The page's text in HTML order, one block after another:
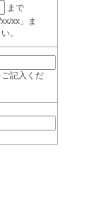
まで
xx」ま
。
記入くだ